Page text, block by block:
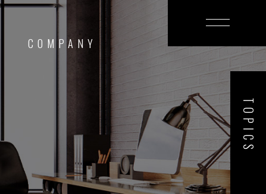
COMPANY
TOPICS